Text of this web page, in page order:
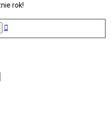
rok!
Wyszukiwanie